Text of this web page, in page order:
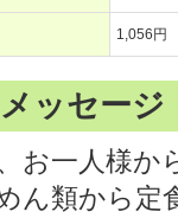
1,056円
ッセージ
お一人様か
ん類から定